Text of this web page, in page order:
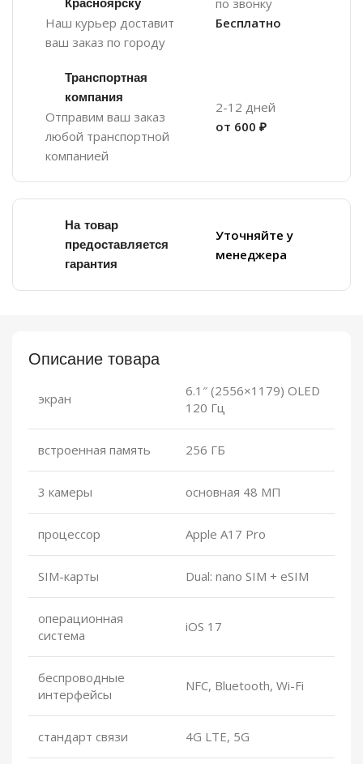
Наш курьер доставит
ваш заказ по городу
Бесплатно
Транспортная
компания
Отправим ваш заказ
любой транспортной
компанией
2-12 дней
от 600 ₽
На товар
предоставляется
гарантия
Уточняйте у
менеджера
Описание товара
экран
6.1″ (2556×1179) OLED
120 Гц
встроенная память 256 ГБ
3 камеры основная 48 МП
процессор Apple A17 Pro
SIM-карты Dual: nano SIM + eSIM
операционная
система
iOS 17
беспроводные
интерфейсы
NFC, Bluetooth, Wi-Fi
стандарт связи 4G LTE, 5G